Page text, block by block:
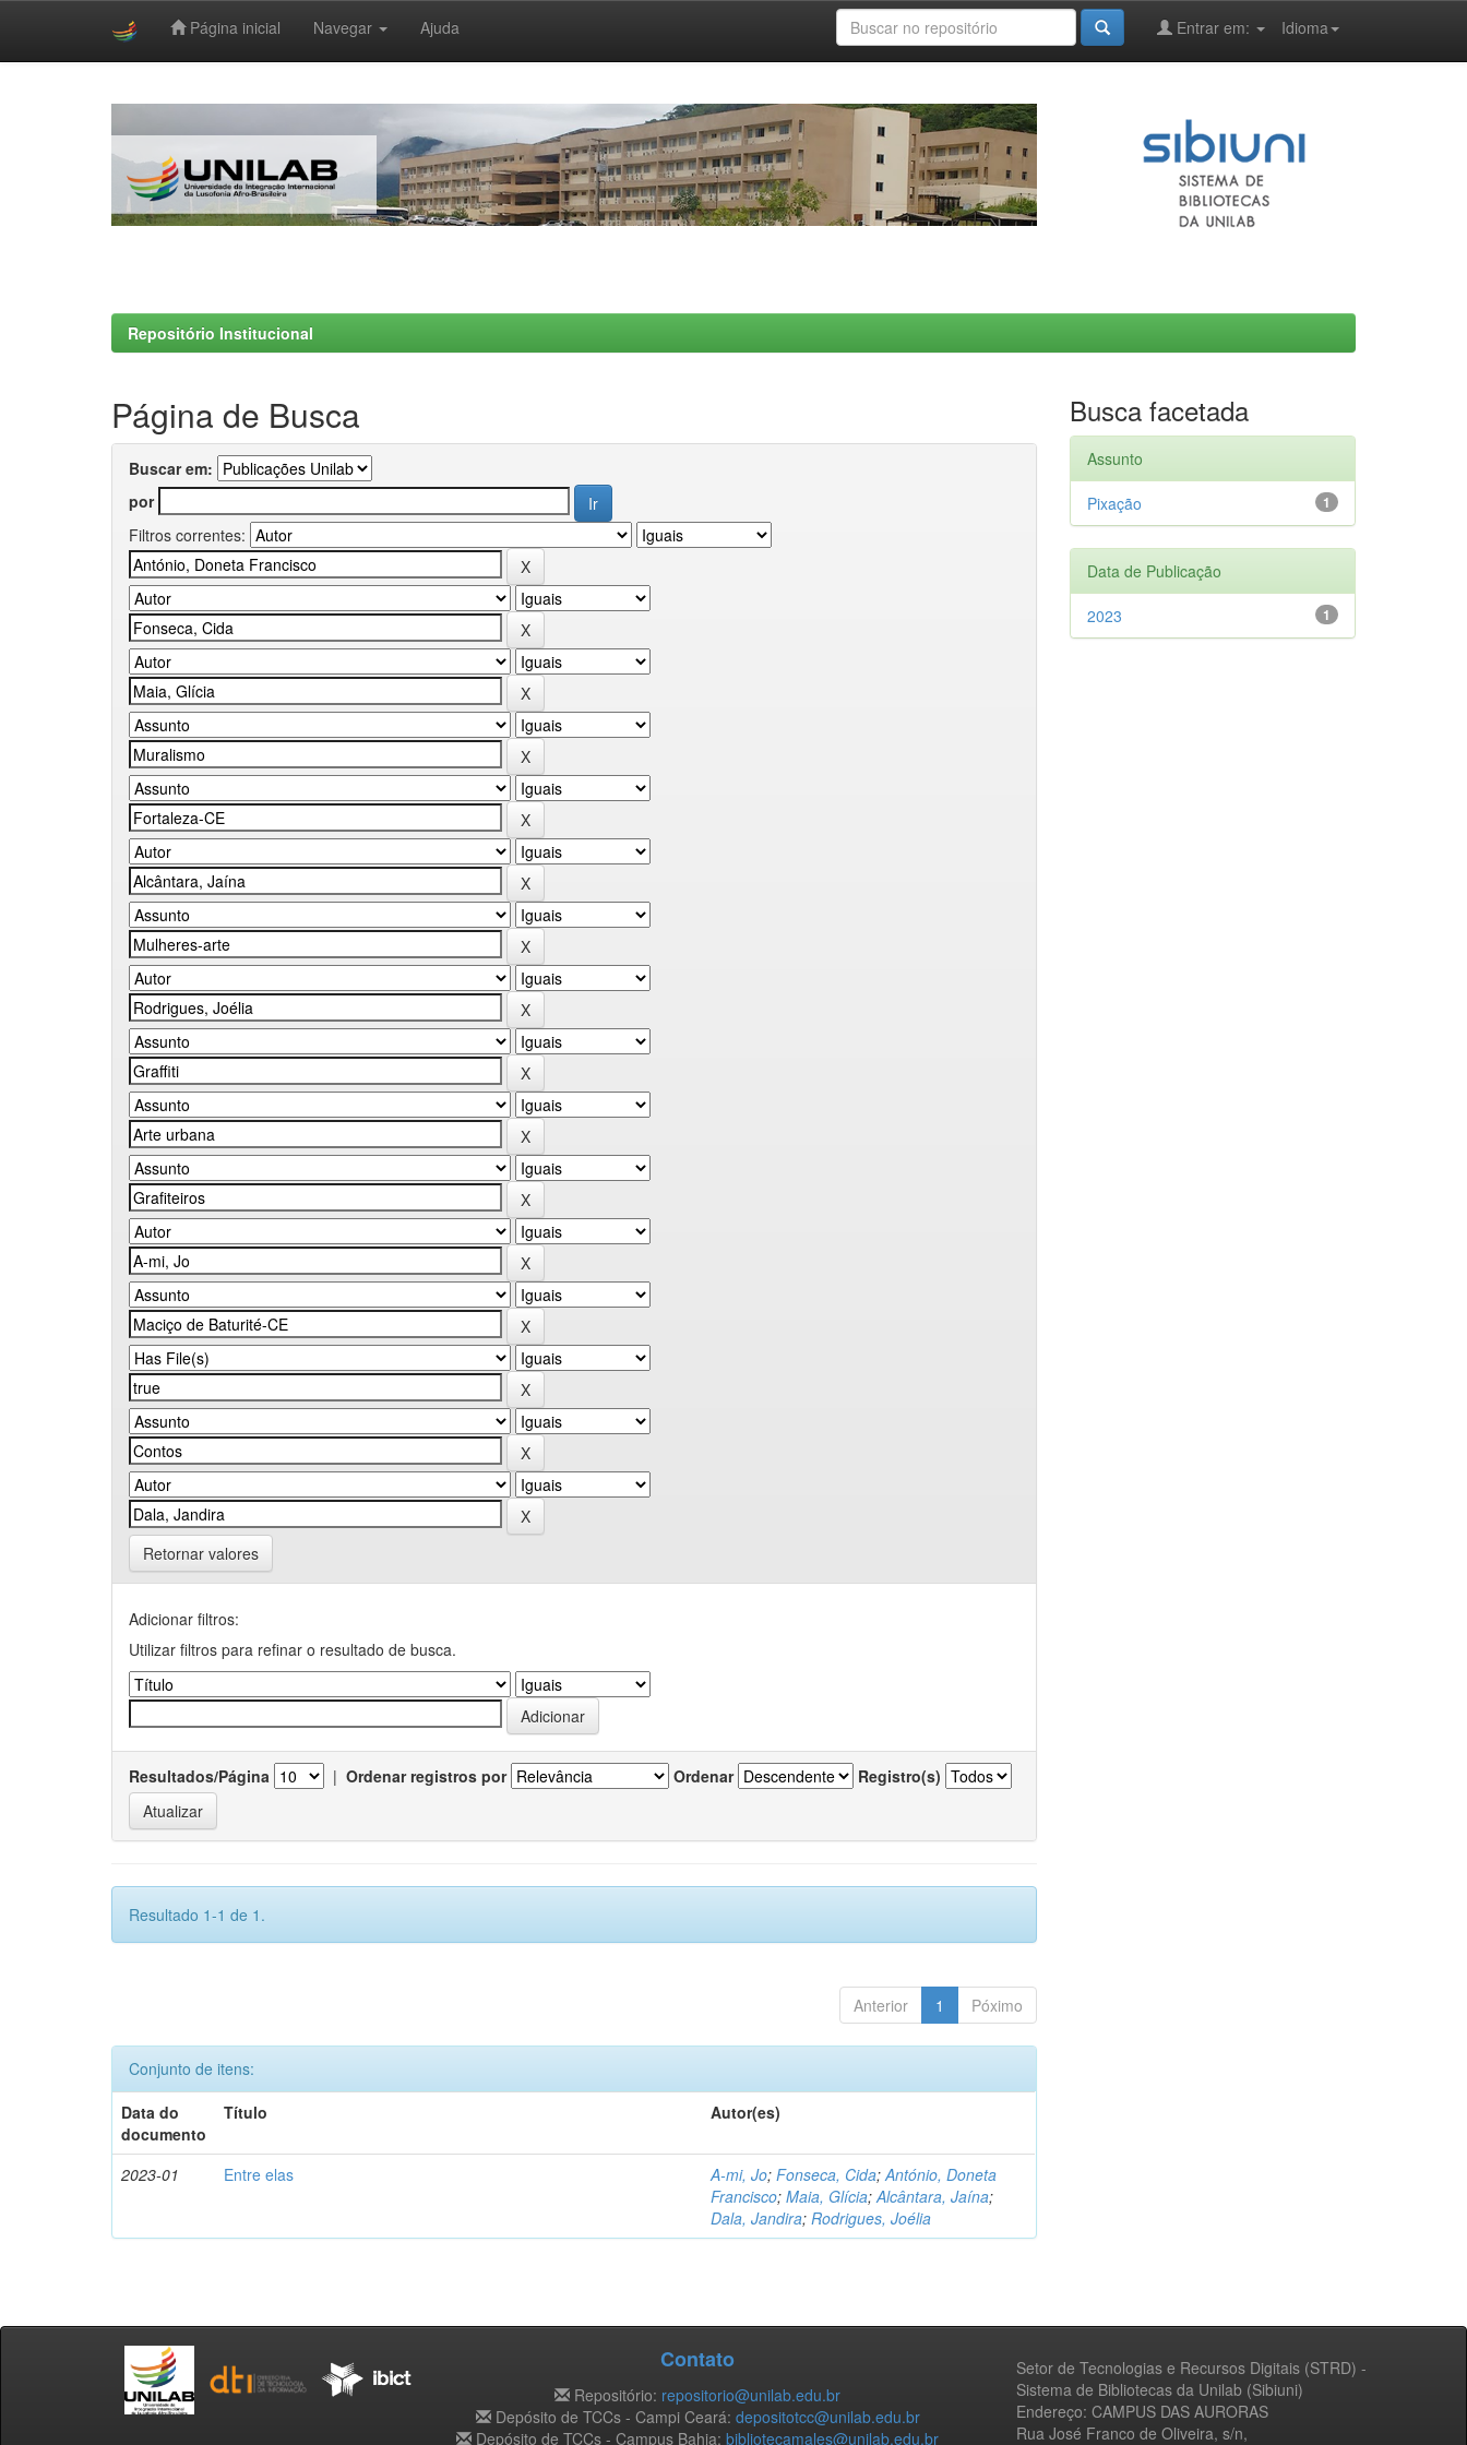
Página inicial Navegar Ajuda Idioma
Entrar em:
Repositório Institucional
Página de Busca
Buscar em:
por
Filtros correntes:
Retornar valores
Adicionar filtros:
Utilizar filtros para refinar o resultado de busca.
Resultados/Página | Ordenar registros por Ordenar Registro(s)
Resultado 1-1 de 1.
Anterior 1 Póximo
Conjunto de itens:
Data do
documento
Título Autor(es)
2023-01 Entre elas A-mi, Jo;Fonseca, Cida;António, Doneta
Francisco;Maia, Glícia;Alcântara, Jaína;
Dala, Jandira;Rodrigues, Joélia
Busca facetada
Assunto
1
Pixação
Data de Publicação
1
2023
Setor de Tecnologias e Recursos Digitais (STRD) -
Sistema de Bibliotecas da Unilab (Sibiuni)
Endereço: CAMPUS DAS AURORAS
Rua José Franco de Oliveira, s/n,
Contato
Repositório: repositorio@unilab.edu.br
Depósito de TCCs - Campi Ceará: depositotcc@unilab.edu.br
Depósito de TCCs - Campus Bahia: bibliotecamales@unilab.edu.br